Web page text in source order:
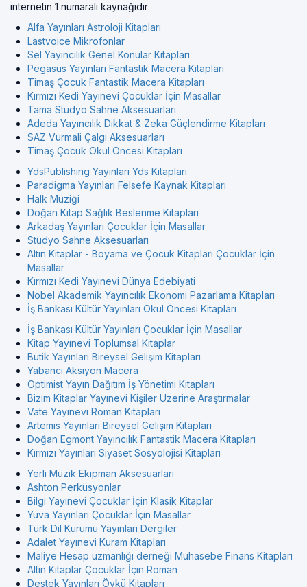
internetin 1 numaralı kaynağıdır
Alfa Yayınları Astroloji Kitapları
Lastvoice Mikrofonlar
Sel Yayıncılık Genel Konular Kitapları
Pegasus Yayınları Fantastik Macera Kitapları
Timaş Çocuk Fantastik Macera Kitapları
Kırmızı Kedi Yayınevi Çocuklar İçin Masallar
Tama Stüdyo Sahne Aksesuarları
Adeda Yayıncılık Dikkat & Zeka Güçlendirme Kitapları
SAZ Vurmali Çalgı Aksesuarları
Timaş Çocuk Okul Öncesi Kitapları
YdsPublishing Yayınları Yds Kitapları
Paradigma Yayınları Felsefe Kaynak Kitapları
Halk Müziği
Doğan Kitap Sağlık Beslenme Kitapları
Arkadaş Yayınları Çocuklar İçin Masallar
Stüdyo Sahne Aksesuarları
Altın Kitaplar - Boyama ve Çocuk Kitapları Çocuklar İçin
Masallar
Kırmızı Kedi Yayınevi Dünya Edebiyati
Nobel Akademik Yayıncılık Ekonomi Pazarlama Kitapları
İş Bankası Kültür Yayınları Okul Öncesi Kitapları
İş Bankası Kültür Yayınları Çocuklar İçin Masallar
Kitap Yayınevi Toplumsal Kitaplar
Butik Yayınları Bireysel Gelişim Kitapları
Yabancı Aksiyon Macera
Optimist Yayın Dağıtım İş Yönetimi Kitapları
Bizim Kitaplar Yayınevi Kişiler Üzerine Araştırmalar
Vate Yayınevi Roman Kitapları
Artemis Yayınları Bireysel Gelişim Kitapları
Doğan Egmont Yayıncılık Fantastik Macera Kitapları
Kırmızı Yayınları Siyaset Sosyolojisi Kitapları
Yerli Müzik Ekipman Aksesuarları
Ashton Perküsyonlar
Bilgi Yayınevi Çocuklar İçin Klasik Kitaplar
Yuva Yayınları Çocuklar İçin Masallar
Türk Dil Kurumu Yayınları Dergiler
Adalet Yayınevi Kuram Kitapları
Maliye Hesap uzmanlığı derneği Muhasebe Finans Kitapları
Altın Kitaplar Çocuklar İçin Roman
Destek Yayınları Öykü Kitapları